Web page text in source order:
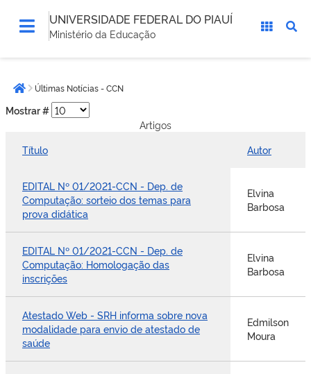
UNIVERSIDADE FEDERAL DO PIAUÍ
Ministério da Educação
estáPágina inicial
Últimas Notícias - CCN
Mostrar #
Artigos
Título
Autor
EDITAL Nº 01/2021-CCN - Dep. de
Computação: sorteio dos temas para
prova didática
Elvina
Barbosa
EDITAL Nº 01/2021-CCN - Dep. de
Computação: Homologação das
inscrições
Elvina
Barbosa
Atestado Web - SRH informa sobre nova
modalidade para envio de atestado de
saúde
Edmilson
Moura